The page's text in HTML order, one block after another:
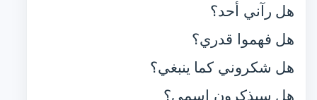
هل رآني أحد؟
هل فهموا قدري؟
هل شكروني كما ينبغي؟
هل سيذكرون اسمي؟